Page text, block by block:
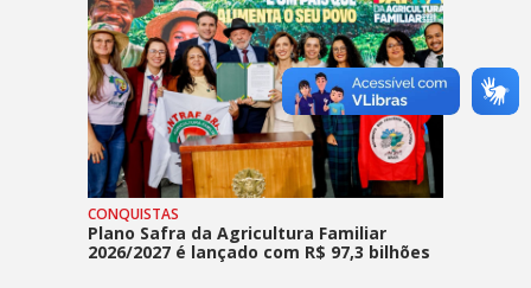
CONQUISTAS
Plano Safra da Agricultura Familiar
2026/2027 é lançado com R$ 97,3 bilhões